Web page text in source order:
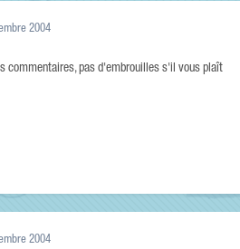
2004
commentaires, pas d'embrouilles s'il vous plaît
2004